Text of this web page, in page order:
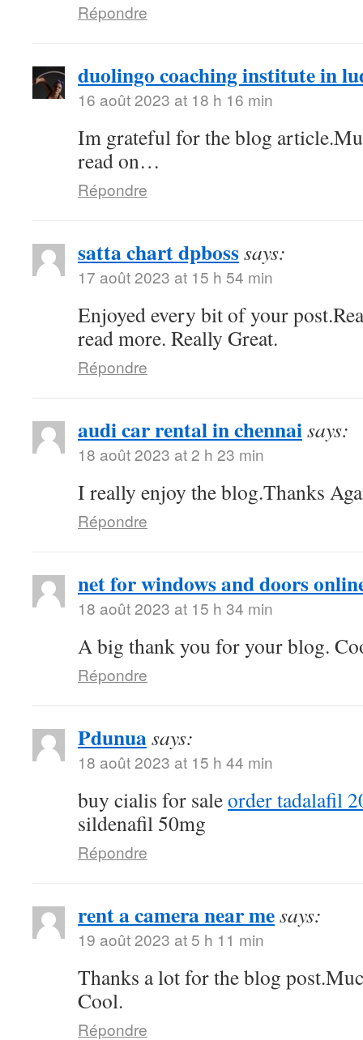
Répondre
duolingo coaching institute in
16 août 2023 at 18 h 16 min
Im grateful for the blog
read on…
Répondre
satta chart dpbosssays:
17 août 2023 at 15 h 54 min
Enjoyed every bit of your
read more. Really Great.
Répondre
audi car rental in chennaisays:
18 août 2023 at 2 h 23 min
I really enjoy the blog.Thanks
Répondre
net for windows and doors
18 août 2023 at 15 h 34 min
A big thank you for your blog.
Répondre
Pdunuasays:
18 août 2023 at 15 h 44 min
buy cialis for saleorder tadalafil
sildenafil 50mg
Répondre
rent a camera near mesays:
19 août 2023 at 5 h 11 min
Thanks a lot for the blog
Cool.
Répondre